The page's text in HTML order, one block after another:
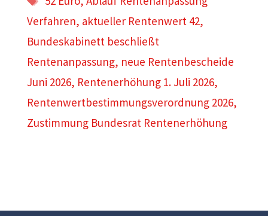
Verfahren, aktueller Rentenwert 42,
Bundeskabinett beschließt
Rentenanpassung, neue Rentenbescheide
Juni 2026, Rentenerhöhung 1. Juli 2026,
Rentenwertbestimmungsverordnung 2026,
Zustimmung Bundesrat Rentenerhöhung